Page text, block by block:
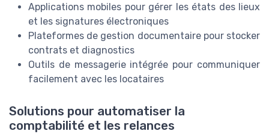
Applications mobiles pour gérer les états des lieux
et les signatures électroniques
Plateformes de gestion documentaire pour stocker
contrats et diagnostics
Outils de messagerie intégrée pour communiquer
facilement avec les locataires
Solutions pour automatiser la
comptabilité et les relances